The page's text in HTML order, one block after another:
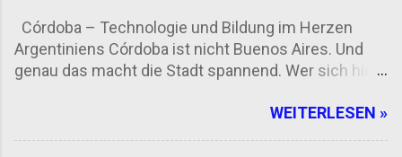
Córdoba – Technologie und Bildung im Herzen
Argentiniens Córdoba ist nicht Buenos Aires. Und
genau das macht die Stadt spannend. Wer sich hier
Fassaden, jungen Start-ups und prall gefüllten
WEITERLESEN »